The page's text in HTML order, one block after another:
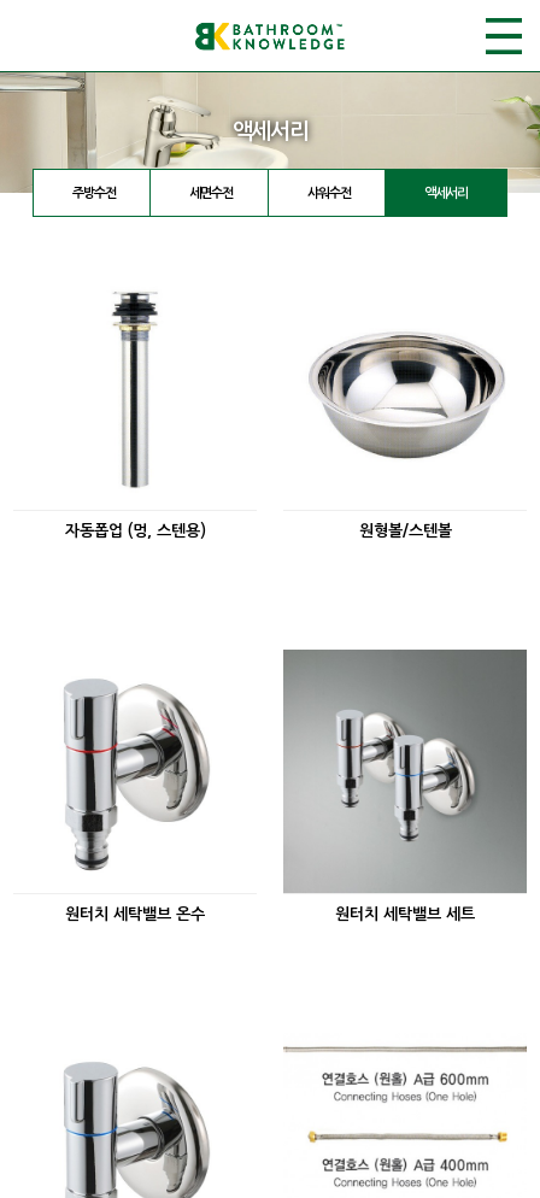
액세서리
주방수전 세면수전 샤워수전 액세서리
자동폽업 (멍, 스텐용) 원형볼/스텐볼
원터치 세탁밸브 온수 원터치 세탁밸브 세트